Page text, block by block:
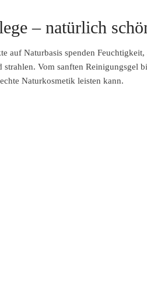
– natürlich
auf Naturbasis spenden
strahlen. Vom sanften Reinigungsgel
Naturkosmetik leisten kann.